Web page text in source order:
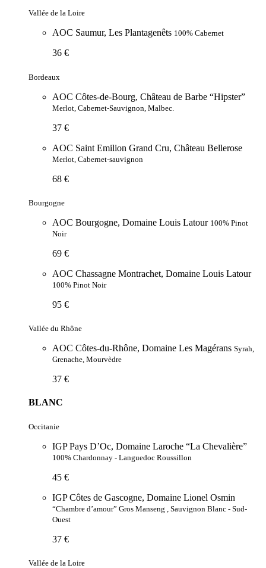
Vallée de la Loire
AOC Saumur, Les Plantagenêts 100% Cabernet
36 €
Bordeaux
AOC Côtes-de-Bourg, Château de Barbe “Hipster”
Merlot, Cabernet-Sauvignon, Malbec.
37 €
AOC Saint Emilion Grand Cru, Château Bellerose
Merlot, Cabernet-sauvignon
68 €
Bourgogne
AOC Bourgogne, Domaine Louis Latour 100% Pinot
Noir
69 €
AOC Chassagne Montrachet, Domaine Louis Latour
100% Pinot Noir
95 €
Vallée du Rhône
AOC Côtes-du-Rhône, Domaine Les Magérans Syrah,
Grenache, Mourvèdre
37 €
BLANC
Occitanie
IGP Pays D’Oc, Domaine Laroche “La Chevalière”
100% Chardonnay - Languedoc Roussillon
45 €
IGP Côtes de Gascogne, Domaine Lionel Osmin
“Chambre d’amour” Gros Manseng , Sauvignon Blanc - Sud-
Ouest
37 €
Vallée de la Loire